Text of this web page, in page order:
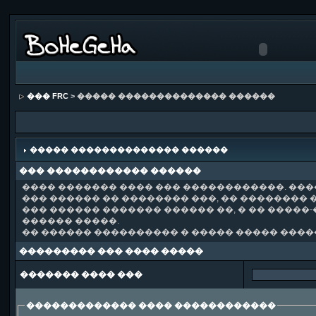
��� FRC > ����� �������������� ������
����� �������������� ������
��� ������������ ������
���� ������� ���� ��� ������������.
��� ������ �� �������� ���, �� ��������
��� ������ ������� ������ ��, � ��
������ �����.
�� ������ ���������� � ����� �����
��������� ��� ���� �����
������� ���� ���
������������� ���� ������������